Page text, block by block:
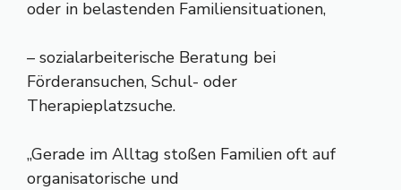
oder in belastenden Familiensituationen,
– sozialarbeiterische Beratung bei
Förderansuchen, Schul- oder
Therapieplatzsuche.
„Gerade im Alltag stoßen Familien oft auf
organisatorische und